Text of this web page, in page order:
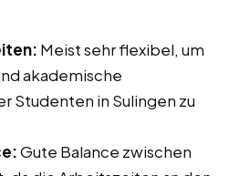
Meist sehr flexibel, um
akademische
Studenten in Sulingen zu
Gute Balance zwischen